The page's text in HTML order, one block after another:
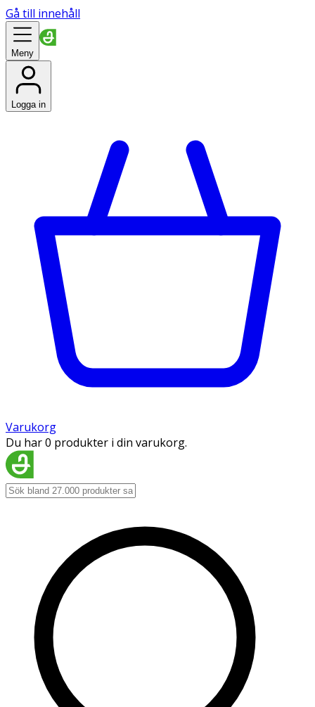
Gå till innehåll
Meny
Logga in
Varukorg
Du har 0 produkter i din varukorg.